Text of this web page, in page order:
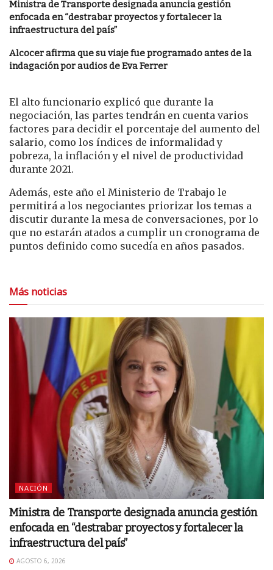
Ministra de Transporte designada anuncia gestión
enfocada en “destrabar proyectos y fortalecer la
infraestructura del país”
Alcocer afirma que su viaje fue programado antes de la
indagación por audios de Eva Ferrer
El alto funcionario explicó que durante la
negociación, las partes tendrán en cuenta varios
factores para decidir el porcentaje del aumento del
salario, como los índices de informalidad y
pobreza, la inflación y el nivel de productividad
durante 2021.
Además, este año el Ministerio de Trabajo le
permitirá a los negociantes priorizar los temas a
discutir durante la mesa de conversaciones, por lo
que no estarán atados a cumplir un cronograma de
puntos definido como sucedía en años pasados.
Más noticias
NACIÓN
Ministra de Transporte designada anuncia gestión
enfocada en “destrabar proyectos y fortalecer la
infraestructura del país”
AGOSTO 6, 2026